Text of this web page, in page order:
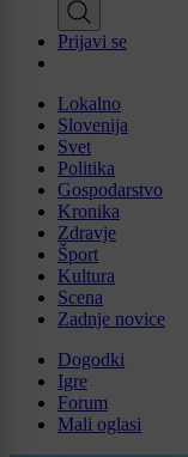
Prijavi se
Lokalno
Slovenija
Svet
Politika
Gospodarstvo
Kronika
Zdravje
Šport
Kultura
Scena
Zadnje novice
Dogodki
Igre
Forum
Mali oglasi